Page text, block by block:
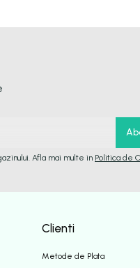
Afla mai multe in Politica de
Clienti
Metode de Plata